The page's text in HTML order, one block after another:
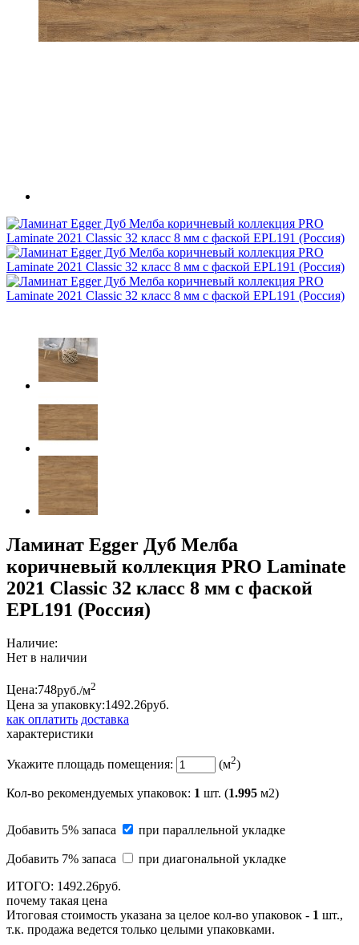
Ламинат Egger Дуб Мелба
коричневый коллекция PRO Laminate
2021 Classic 32 класс 8 мм с фаской
EPL191 (Россия)
Наличие:
Нет в наличии
Цена:748руб./м2
Цена за упаковку:1492.26руб.
как оплатить доставка
характеристики
Укажите площадь помещения: (м2)
Кол-во рекомендуемых упаковок: 1 шт. (1.995 м2)
Добавить 5% запаса при параллельной укладке
Добавить 7% запаса
при диагональной укладке
ИТОГО: 1492.26руб.
почему такая цена
Итоговая стоимость указана за целое кол-во упаковок - 1 шт.,
т.к. продажа ведется только целыми упаковками.